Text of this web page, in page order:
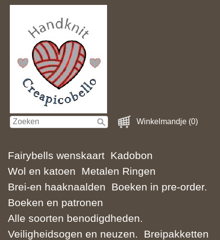
Winkelmandje (0)
Fairybells wenskaart Kadobon
Wol en katoen
Metalen Ringen
Brei-en haaknaalden
Boeken in pre-order.
Boeken en patronen
Alle soorten benodigdheden.
Veiligheidsogen en neuzen.
Breipakketten